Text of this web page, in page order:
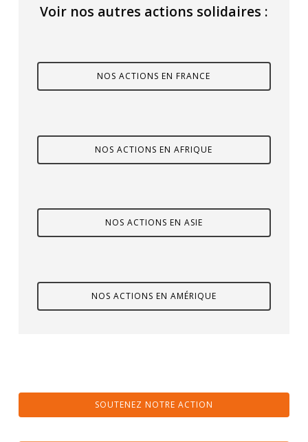
Voir nos autres actions solidaires :
NOS ACTIONS EN FRANCE
NOS ACTIONS EN AFRIQUE
NOS ACTIONS EN ASIE
NOS ACTIONS EN AMÉRIQUE
SOUTENEZ NOTRE ACTION